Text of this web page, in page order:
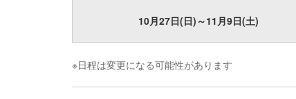
10月27日(日)～11月9日(土)
※日程は変更になる可能性があります